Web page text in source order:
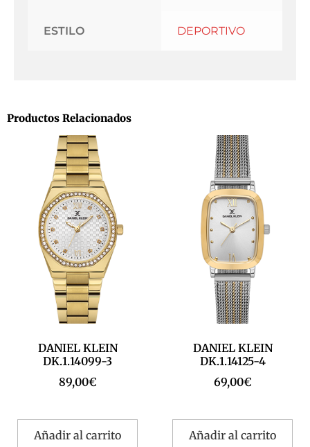
ESTILO DEPORTIVO
Productos Relacionados
DANIEL KLEIN
DK.1.14099-3
89,00€
Añadir al carrito
DANIEL KLEIN
DK.1.14125-4
69,00€
Añadir al carrito